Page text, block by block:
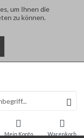
um Ihnen die
zu können.
Warenkorb
Mein Konto